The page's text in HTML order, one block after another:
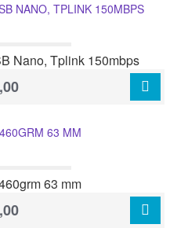
NANO, TPLINK 150MBPS
Nano, Tplink 150mbps
63 MM
63 mm